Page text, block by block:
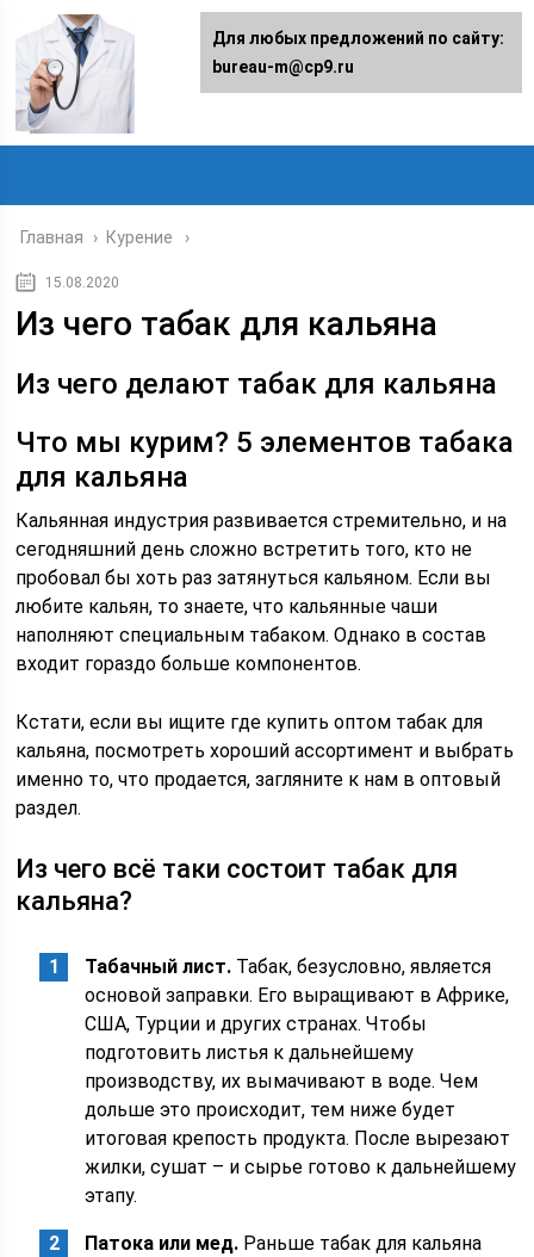
Главная › Курение
15.08.2020
Из чего табак для кальяна
Из чего делают табак для кальяна
Что мы курим? 5 элементов табака
для кальяна
Кальянная индустрия развивается стремительно, и на
сегодняшний день сложно встретить того, кто не
пробовал бы хоть раз затянуться кальяном. Если вы
любите кальян, то знаете, что кальянные чаши
наполняют специальным табаком. Однако в состав
входит гораздо больше компонентов.
Кстати, если вы ищите где купить оптом табак для
кальяна, посмотреть хороший ассортимент и выбрать
именно то, что продается, загляните к нам в оптовый
раздел.
Из чего всё таки состоит табак для
кальяна?
Табачный лист. Табак, безусловно, является
основой заправки. Его выращивают в Африке,
США, Турции и других странах. Чтобы
подготовить листья к дальнейшему
производству, их вымачивают в воде. Чем
дольше это происходит, тем ниже будет
итоговая крепость продукта. После вырезают
жилки, сушат – и сырье готово к дальнейшему
этапу.
Патока или мед. Раньше табак для кальяна
Для любых предложений по сайту:
bureau-m@cp9.ru